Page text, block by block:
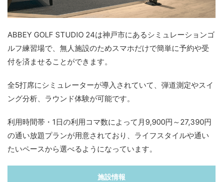
ABBEY GOLF STUDIO 24は神戸市にあるシミュレーションゴ
ルフ練習場で、無人施設のためスマホだけで簡単に予約や受
付を済ませることができます。
全5打席にシミュレーターが導入されていて、弾道測定やスイ
ング分析、ラウンド体験が可能です。
利用時間帯・1日の利用コマ数によって月9,900円～27,390円
の通い放題プランが用意されており、ライフスタイルや通い
たいペースから選べるようになっています。
施設情報